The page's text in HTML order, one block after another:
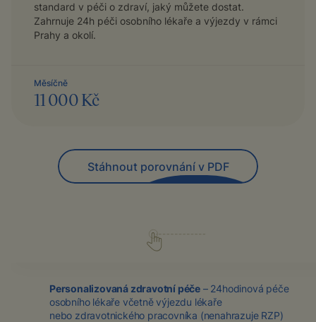
standard v péči o zdraví, jaký můžete dostat.
Zahrnuje 24h péči osobního lékaře a výjezdy v rámci
Prahy a okolí.
Měsíčně
11 000 Kč
Stáhnout porovnání v PDF
Personalizovaná zdravotní péče – 24hodinová péče
osobního lékaře včetně výjezdu lékaře
nebo zdravotnického pracovníka (nenahrazuje RZP)